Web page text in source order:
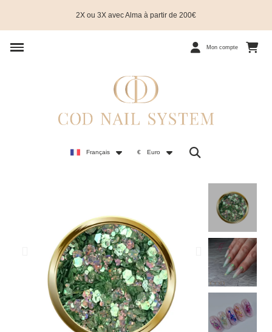
2X ou 3X avec Alma à partir de 200€
Mon compte
Français € Euro